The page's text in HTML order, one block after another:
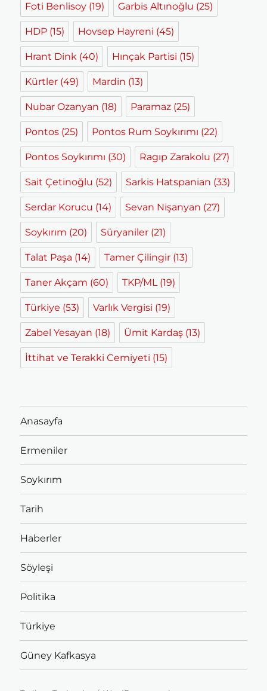
Foti Benlisoy (19) Garbis Altınoğlu (25)
HDP (15) Hovsep Hayreni (45)
Hrant Dink (40) Hınçak Partisi (15)
Kürtler (49) Mardin (13)
Nubar Ozanyan (18) Paramaz (25)
Pontos (25) Pontos Rum Soykırımı (22)
Pontos Soykırımı (30) Ragıp Zarakolu (27)
Sait Çetinoğlu (52) Sarkis Hatspanian (33)
Serdar Korucu (14) Sevan Nişanyan (27)
Soykırım (20) Süryaniler (21)
Talat Paşa (14) Tamer Çilingir (13)
Taner Akçam (60) TKP/ML(19)
Türkiye (53) Varlık Vergisi (19)
Zabel Yesayan (18) Ümit Kardaş (13)
İttihat ve Terakki Cemiyeti (15)
Anasayfa
Ermeniler
Soykırım
Tarih
Haberler
Söyleşi
Politika
Türkiye
Güney Kafkasya